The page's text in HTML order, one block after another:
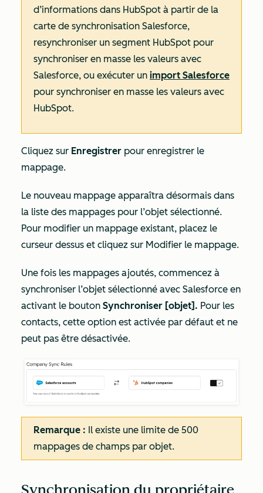
d’informations dans HubSpot à partir de la
carte de synchronisation Salesforce,
resynchroniser un segment HubSpot pour
synchroniser en masse les valeurs avec
Salesforce, ou exécuter un import Salesforce
pour synchroniser en masse les valeurs avec
HubSpot.
Cliquez sur Enregistrer pour enregistrer le
mappage.
Le nouveau mappage apparaîtra désormais dans
la liste des mappages pour l’objet sélectionné.
Pour modifier un mappage existant, placez le
curseur dessus et cliquez sur Modifier le mappage.
Une fois les mappages ajoutés, commencez à
synchroniser l’objet sélectionné avec Salesforce en
activant le bouton Synchroniser [objet]. Pour les
contacts, cette option est activée par défaut et ne
peut pas être désactivée.
Remarque : Il existe une limite de 500
mappages de champs par objet.
Synchronisation du propriétaire